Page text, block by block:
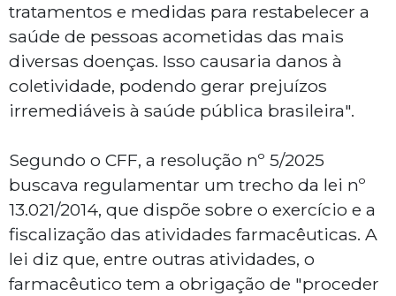
tratamentos e medidas para restabelecer a
saúde de pessoas acometidas das mais
diversas doenças. Isso causaria danos à
coletividade, podendo gerar prejuízos
irremediáveis à saúde pública brasileira".
Segundo o CFF, a resolução nº 5/2025
buscava regulamentar um trecho da lei nº
13.021/2014, que dispõe sobre o exercício e a
fiscalização das atividades farmacêuticas. A
lei diz que, entre outras atividades, o
farmacêutico tem a obrigação de "proceder